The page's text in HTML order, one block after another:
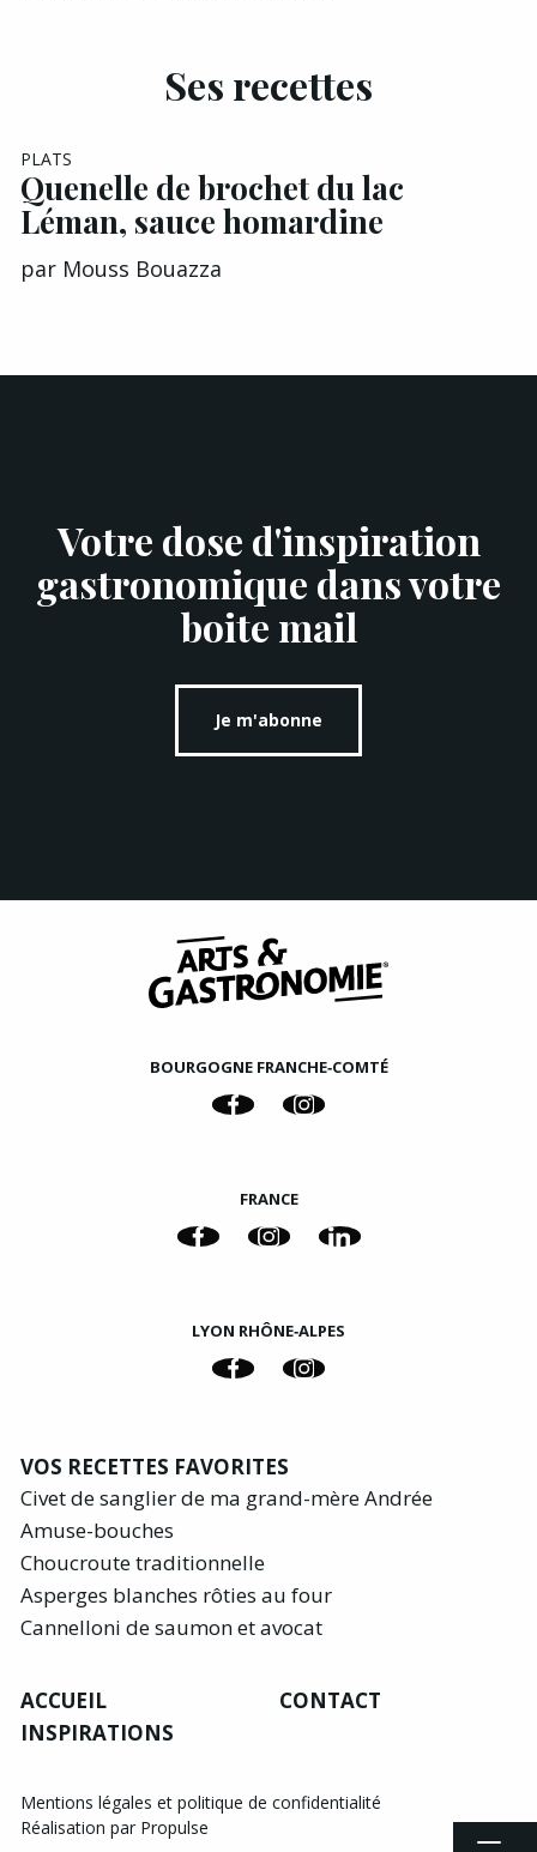
Ses recettes
PLATS
Quenelle de brochet du lac
Léman, sauce homardine
par Mouss Bouazza
Votre dose d'inspiration
gastronomique dans votre
boite mail
Je m'abonne
BOURGOGNE FRANCHE‑COMTÉ
FRANCE
LYON RHÔNE‑ALPES
VOS RECETTES FAVORITES
Civet de sanglier de ma grand-mère Andrée
Amuse-bouches
Choucroute traditionnelle
Asperges blanches rôties au four
Cannelloni de saumon et avocat
ACCUEIL
INSPIRATIONS
CONTACT
Mentions légales et politique de confidentialité
Réalisation par Propulse